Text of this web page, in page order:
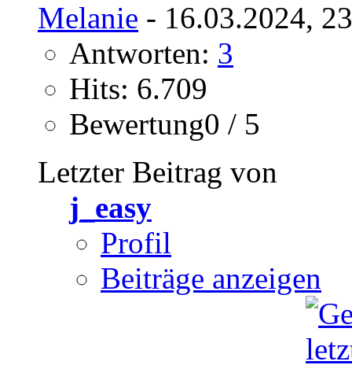
Melanie - 16.03.2024,
Antworten: 3
Hits: 6.709
Bewertung0 / 5
Letzter Beitrag von
j_easy
Profil
Beiträge anzeigen